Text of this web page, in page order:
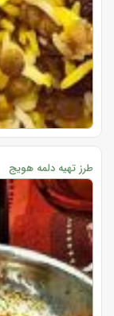
طرز تهیه دلمه هویج